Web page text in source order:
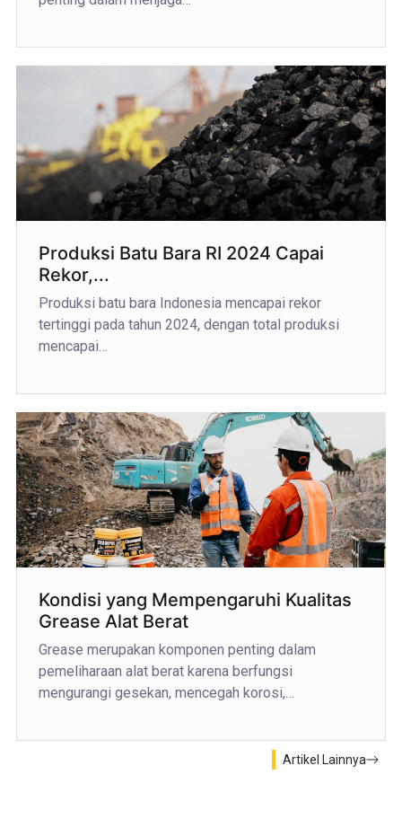
Produksi Batu Bara RI 2024 Capai
Rekor,...
Produksi batu bara Indonesia mencapai rekor
tertinggi pada tahun 2024, dengan total produksi
mencapai…
Kondisi yang Mempengaruhi Kualitas
Grease Alat Berat
Grease merupakan komponen penting dalam
pemeliharaan alat berat karena berfungsi
mengurangi gesekan, mencegah korosi,…
Artikel Lainnya